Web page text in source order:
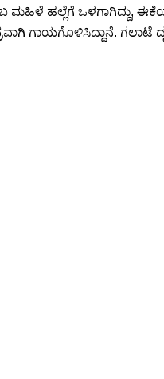
ಮಹಿಳೆ ಹಲ್ಲೆಗೆ ಒಳಗಾಗಿದ್ದು,
ಗಾಯಗೊಳಿಸಿದ್ದಾನೆ. ಗಲಾಟೆ